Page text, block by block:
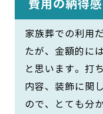
費用の納得感
家族葬での利用
たが、金額的に
と思います。打
内容、装飾に関
ので、とても分